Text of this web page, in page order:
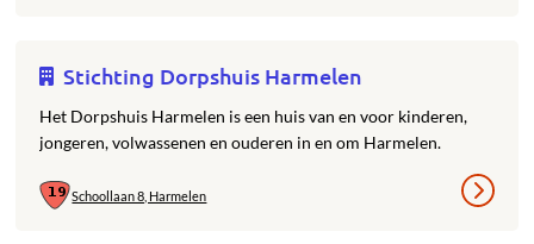
Stichting Dorpshuis Harmelen
Het Dorpshuis Harmelen is een huis van en voor kinderen,
jongeren, volwassenen en ouderen in en om Harmelen.
Schoollaan 8, Harmelen